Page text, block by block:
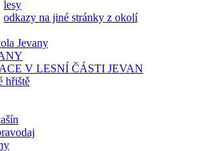
lesy
odkazy na jiné stránky z okolí
Jevany
V LESNÍ ČÁSTI JEVAN
hřiště